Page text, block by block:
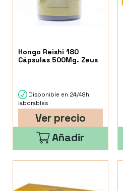
Hongo Reishi 180
Cápsulas 500Mg. Zeus
Disponible en 24/48h
laborables
Ver precio
Añadir